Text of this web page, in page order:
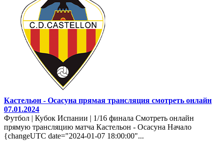
Кастельон - Осасуна прямая трансляция смотреть онлайн
07.01.2024
Футбол | Кубок Испании | 1/16 финала Смотреть онлайн
прямую трансляцию матча Кастельон - Осасуна Начало
{changeUTC date="2024-01-07 18:00:00"...